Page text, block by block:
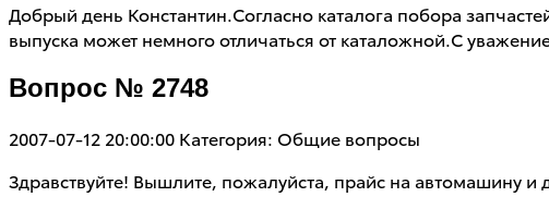
Добрый день Константин.Согласно каталога побора
выпуска может немного отличаться от каталожной.С
Вопрос № 2748
2007-07-12 20:00:00 Категория: Общие вопросы
Здравствуйте! Вышлите, пожалуйста, прайс на автомашину и